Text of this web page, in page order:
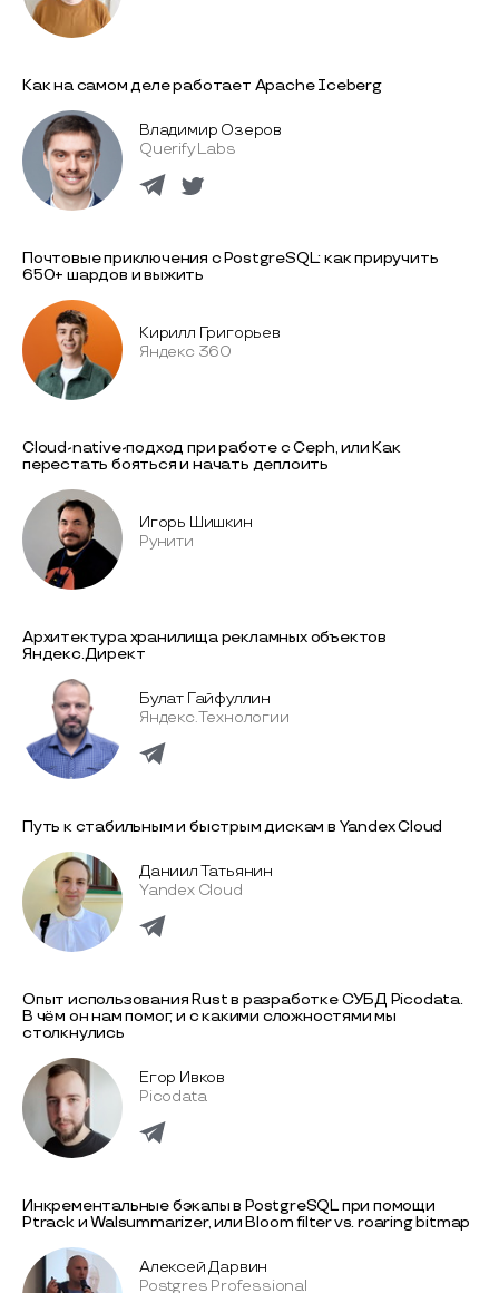
Как на самом деле работает Apache Iceberg
Владимир Озеров
Querify Labs
Почтовые приключения с PostgreSQL: как приручить
650+ шардов и выжить
Кирилл Григорьев
Яндекс 360
Cloud-native-подход при работе с Ceph, или Как
перестать бояться и начать деплоить
Игорь Шишкин
Рунити
Архитектура хранилища рекламных объектов
Яндекс.Директ
Булат Гайфуллин
Яндекс.Технологии
Путь к стабильным и быстрым дискам в Yandex Cloud
Даниил Татьянин
Yandex Cloud
Опыт использования Rust в разработке СУБД Picodata.
В чём он нам помог, и с какими сложностями мы
столкнулись
Егор Ивков
Picodata
Инкрементальные бэкапы в PostgreSQL при помощи
Ptrack и Walsummarizer, или Bloom filter vs. roaring bitmap
Алексей Дарвин
Postgres Professional